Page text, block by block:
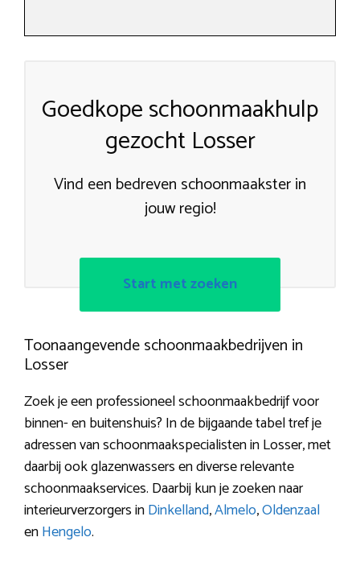
Goedkope schoonmaakhulp
gezocht Losser
Vind een bedreven schoonmaakster in
jouw regio!
Start met zoeken
Toonaangevende schoonmaakbedrijven in
Losser
Zoek je een professioneel schoonmaakbedrijf voor
binnen- en buitenshuis? In de bijgaande tabel tref je
adressen van schoonmaakspecialisten in Losser, met
daarbij ook glazenwassers en diverse relevante
schoonmaakservices. Daarbij kun je zoeken naar
interieurverzorgers inDinkelland,Almelo,Oldenzaal
enHengelo.